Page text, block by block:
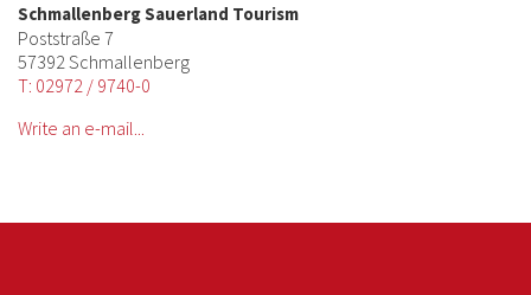
Schmallenberg Sauerland Tourism
Poststraße 7
57392 Schmallenberg
T: 02972 / 9740-0
Write an e-mail...